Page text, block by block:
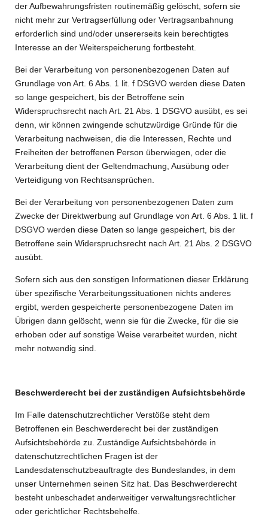
der Aufbewahrungsfristen routinemäßig gelöscht, sofern sie
nicht mehr zur Vertragserfüllung oder Vertragsanbahnung
erforderlich sind und/oder unsererseits kein berechtigtes
Interesse an der Weiterspeicherung fortbesteht.
Bei der Verarbeitung von personenbezogenen Daten auf
Grundlage von Art. 6 Abs. 1 lit. f DSGVO werden diese Daten
so lange gespeichert, bis der Betroffene sein
Widerspruchsrecht nach Art. 21 Abs. 1 DSGVO ausübt, es sei
denn, wir können zwingende schutzwürdige Gründe für die
Verarbeitung nachweisen, die die Interessen, Rechte und
Freiheiten der betroffenen Person überwiegen, oder die
Verarbeitung dient der Geltendmachung, Ausübung oder
Verteidigung von Rechtsansprüchen.
Bei der Verarbeitung von personenbezogenen Daten zum
Zwecke der Direktwerbung auf Grundlage von Art. 6 Abs. 1 lit. f
DSGVO werden diese Daten so lange gespeichert, bis der
Betroffene sein Widerspruchsrecht nach Art. 21 Abs. 2 DSGVO
ausübt.
Sofern sich aus den sonstigen Informationen dieser Erklärung
über spezifische Verarbeitungssituationen nichts anderes
ergibt, werden gespeicherte personenbezogene Daten im
Übrigen dann gelöscht, wenn sie für die Zwecke, für die sie
erhoben oder auf sonstige Weise verarbeitet wurden, nicht
mehr notwendig sind.
Beschwerderecht bei der zuständigen Aufsichtsbehörde
Im Falle datenschutzrechtlicher Verstöße steht dem
Betroffenen ein Beschwerderecht bei der zuständigen
Aufsichtsbehörde zu. Zuständige Aufsichtsbehörde in
datenschutzrechtlichen Fragen ist der
Landesdatenschutzbeauftragte des Bundeslandes, in dem
unser Unternehmen seinen Sitz hat. Das Beschwerderecht
besteht unbeschadet anderweitiger verwaltungsrechtlicher
oder gerichtlicher Rechtsbehelfe.